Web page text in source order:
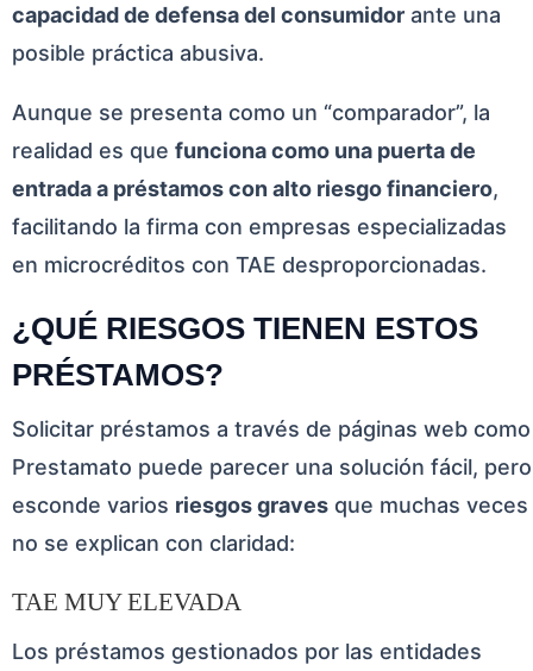
capacidad de defensa del consumidor ante una
posible práctica abusiva.
Aunque se presenta como un “comparador”, la
realidad es que funciona como una puerta de
entrada a préstamos con alto riesgo financiero,
facilitando la firma con empresas especializadas
en microcréditos con TAE desproporcionadas.
¿QUÉ RIESGOS TIENEN ESTOS
PRÉSTAMOS?
Solicitar préstamos a través de páginas web como
Prestamato puede parecer una solución fácil, pero
esconde varios riesgos graves que muchas veces
no se explican con claridad:
TAE MUY ELEVADA
Los préstamos gestionados por las entidades